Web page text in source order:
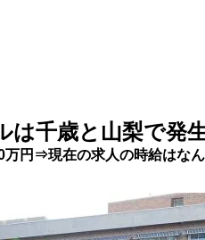
は千歳と山梨で発
万円⇒現在の求人の時給はな